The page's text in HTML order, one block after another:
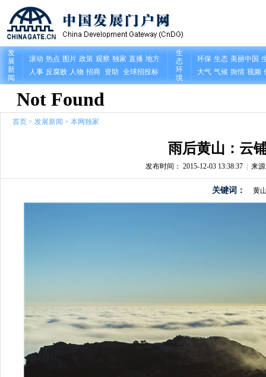
首页 > 发展新闻 > 本网独家
雨后黄山：云
发布时间： 2015-12-03 13:38:37| 来
关键词： 黄